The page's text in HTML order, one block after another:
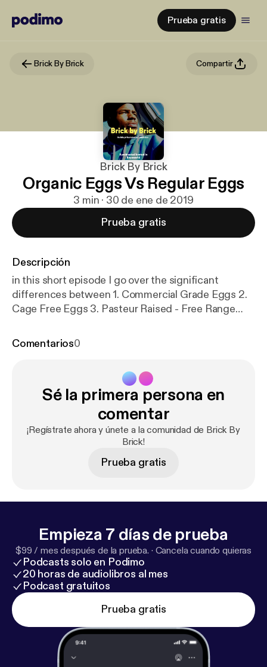
Prueba gratis
Brick By Brick Compartir
Brick By Brick
Organic Eggs Vs Regular Eggs
3 min · 30 de ene de 2019
Prueba gratis
Descripción
in this short episode I go over the significant
differences between 1. Commercial Grade Eggs 2.
Cage Free Eggs 3. Pasteur Raised - Free Range
Comentarios0
Sé la primera persona en
comentar
¡Regístrate ahora y únete a la comunidad de Brick By
Brick!
Prueba gratis
Empieza 7 días de prueba
$99 / mes después de la prueba. · Cancela cuando quieras
Podcasts solo en Podimo
20 horas de audiolibros al mes
Podcast gratuitos
Prueba gratis